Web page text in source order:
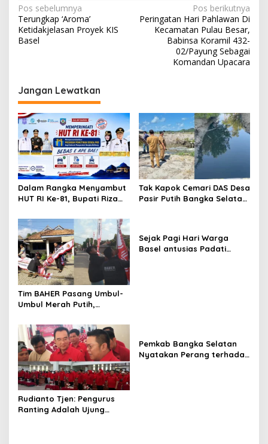
Navigasi
pos
Pos sebelumnya
Terungkap ‘Aroma’
Ketidakjelasan Proyek KIS
Basel
Pos berikutnya
Peringatan Hari Pahlawan Di
Kecamatan Pulau Besar,
Babinsa Koramil 432-
02/Payung Sebagai
Komandan Upacara
Jangan Lewatkan
Dalam Rangka Menyambut
HUT RI Ke-81, Bupati Riza
Manfaatkan Program
Pemutihan Pajak
Kendaraan Bermotor
Tak Kapok Cemari DAS Desa
Pasir Putih Bangka Selatan,
Tim BAHER Pasang Umbul-
Umbul Merah Putih,
Kemerdekaan RI ke-81
Sejak Pagi Hari Warga
Basel antusias Padati
Rudianto Tjen: Pengurus
Ranting Adalah Ujung
Pemkab Bangka Selatan
Nyatakan Perang terhadap